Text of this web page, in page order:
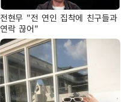
전현무 "전 연인 집착에 친구들과
연락 끊어"